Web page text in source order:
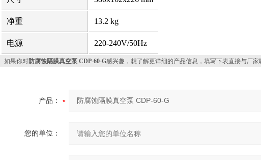
净重 13.2 kg
电源 220-240V/50Hz
如果你对防腐蚀隔膜真空泵 CDP-60-G感兴趣，想了解更详细的产品信息，填写下表直接与厂家
产品：
您的单位：